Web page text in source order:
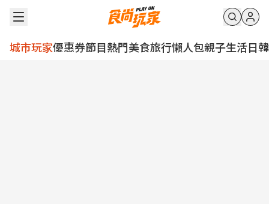
城市玩家優惠券節目熱門美食旅行懶人包親子生活日韓